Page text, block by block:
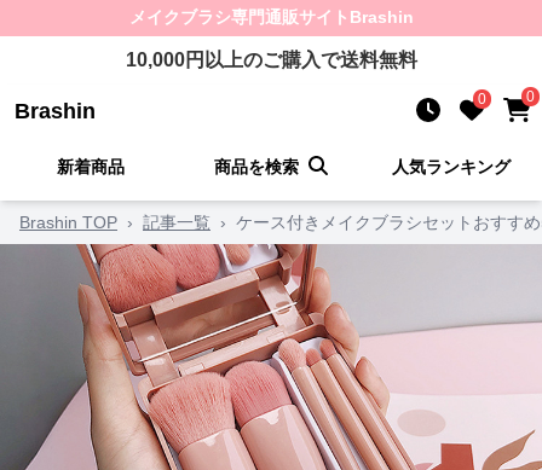
メイクブラシ専門通販サイト Brashin
10,000円以上のご購入で送料無料
Brashin 0 0
新着商品 商品を検索 人気ランキング
Brashin TOP › 記事一覧 › ケース付きメイクブラシセットおすす